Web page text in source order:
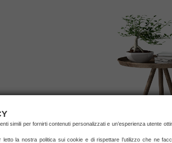
simili per fornirti contenuti personalizzati e un’esperienza utente
la nostra politica sui cookie e di rispettare l’utilizzo che ne